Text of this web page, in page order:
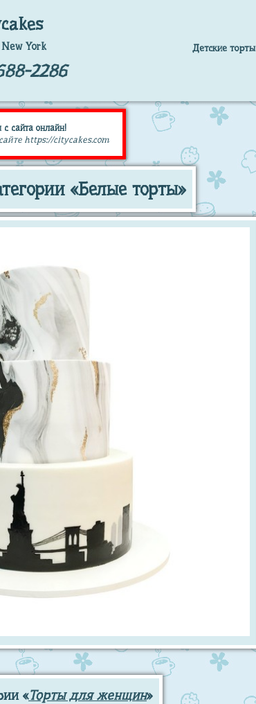
York
2286
Детские торты
сайта онлайн!
https://citycakes.com
«Белые торты»
«Торты для женщин»